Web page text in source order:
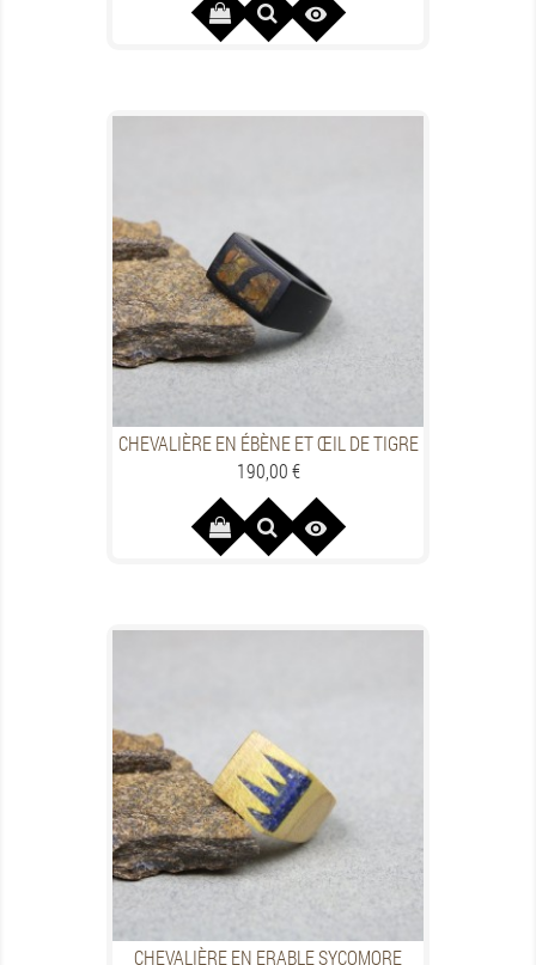

CHEVALIÈRE EN ÉBÈNE ET ŒIL DE TIGRE
Preis
190,00 €

CHEVALIÈRE EN ERABLE SYCOMORE